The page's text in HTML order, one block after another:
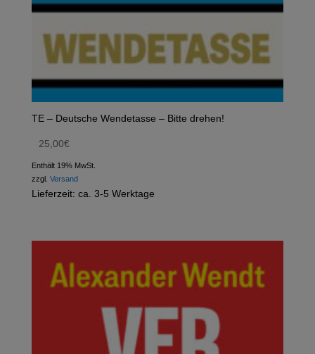
TE – Deutsche Wendetasse – Bitte drehen!
25,00€
Enthält 19% MwSt.
zzgl. Versand
Lieferzeit: ca. 3-5 Werktage